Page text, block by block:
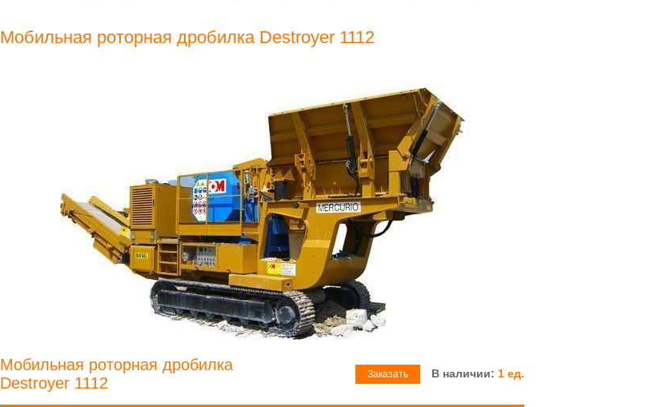
Мобильная роторная дробилка Destroyer 1112
Мобильная роторная дробилка
Destroyer 1112
Заказать В наличии: 1 ед.